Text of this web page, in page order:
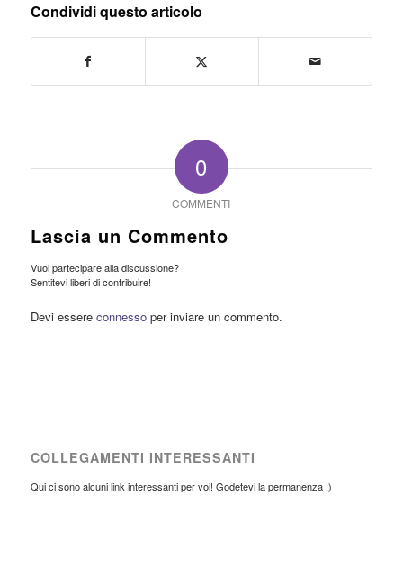
Condividi questo articolo
0
COMMENTI
Lascia un Commento
Vuoi partecipare alla discussione?
Sentitevi liberi di contribuire!
Devi essere connessoper inviare un commento.
COLLEGAMENTI INTERESSANTI
Qui ci sono alcuni link interessanti per voi! Godetevi la permanenza :)